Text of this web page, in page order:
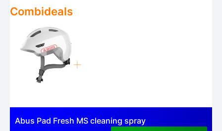
Combideals
Abus Pad Fresh MS cleaning spray